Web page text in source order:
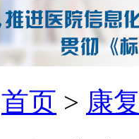
首页 > 康